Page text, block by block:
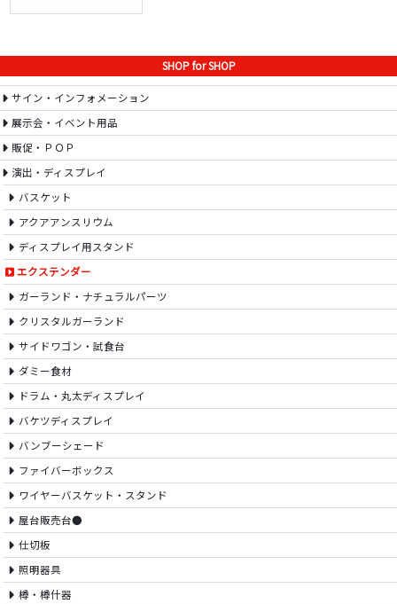
SHOP for SHOP
サイン・インフォメーション
展示会・イベント用品
販促・ＰＯＰ
演出・ディスプレイ
バスケット
アクアアンスリウム
ディスプレイ用スタンド
エクステンダー
ガーランド・ナチュラルパーツ
クリスタルガーランド
サイドワゴン・試食台
ダミー食材
ドラム・丸太ディスプレイ
バケツディスプレイ
バンブーシェード
ファイバーボックス
ワイヤーバスケット・スタンド
屋台販売台●
仕切板
照明器具
樽・樽什器